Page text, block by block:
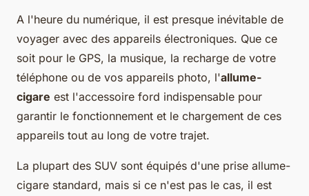
A l'heure du numérique, il est presque inévitable de
voyager avec des appareils électroniques. Que ce
soit pour le GPS, la musique, la recharge de votre
téléphone ou de vos appareils photo, l'allume-
cigare est l'accessoire ford indispensable pour
garantir le fonctionnement et le chargement de ces
appareils tout au long de votre trajet.
La plupart des SUV sont équipés d'une prise allume-
cigare standard, mais si ce n'est pas le cas, il est